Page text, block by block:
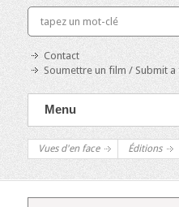
Contact
Soumettre un film / Submit a
Menu
Vues d'en face Éditions